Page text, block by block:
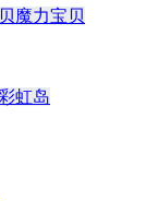
魔力宝贝
虹岛